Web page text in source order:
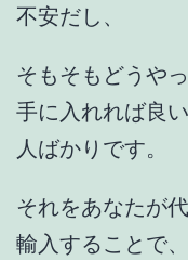
不安だし、
そもそもどうやっ
手に入れれば良
人ばかりです。
それをあなたが代
輸入することで、